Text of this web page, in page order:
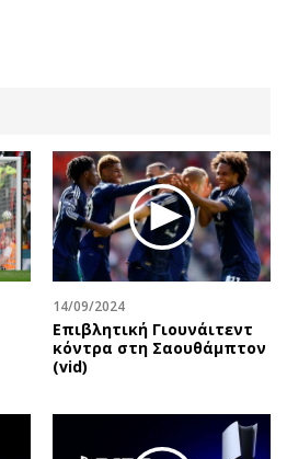
ΣΥΝΔΕΣΗ
Απόψεις
Αρθρογραφία
The Hill
Υγεία
Αγγελίες
Πωλούνται
Ζητούν εργασία
14/09/2024
Επιβλητική Γιουνάιτεντ
κόντρα στη Σαουθάμπτον
(vid)